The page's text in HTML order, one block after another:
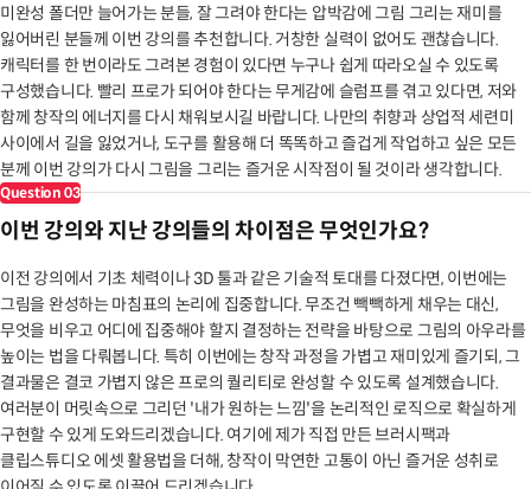
미완성 폴더만 늘어가는 분들, 잘 그려야 한다는 압박감에 그림 그리는 재미를
잃어버린 분들께 이번 강의를 추천합니다. 거창한 실력이 없어도 괜찮습니다.
캐릭터를 한 번이라도 그려본 경험이 있다면 누구나 쉽게 따라오실 수 있도록
구성했습니다. 빨리 프로가 되어야 한다는 무게감에 슬럼프를 겪고 있다면, 저와
함께 창작의 에너지를 다시 채워보시길 바랍니다. 나만의 취향과 상업적 세련미
사이에서 길을 잃었거나, 도구를 활용해 더 똑똑하고 즐겁게 작업하고 싶은 모든
분께 이번 강의가 다시 그림을 그리는 즐거운 시작점이 될 것이라 생각합니다.
Question 03
이번 강의와 지난 강의들의 차이점은 무엇인가요?
이전 강의에서 기초 체력이나 3D 툴과 같은 기술적 토대를 다졌다면, 이번에는
그림을 완성하는 마침표의 논리에 집중합니다. 무조건 빽빽하게 채우는 대신,
무엇을 비우고 어디에 집중해야 할지 결정하는 전략을 바탕으로 그림의 아우라를
높이는 법을 다뤄봅니다. 특히 이번에는 창작 과정을 가볍고 재미있게 즐기되, 그
결과물은 결코 가볍지 않은 프로의 퀄리티로 완성할 수 있도록 설계했습니다.
여러분이 머릿속으로 그리던 '내가 원하는 느낌'을 논리적인 로직으로 확실하게
구현할 수 있게 도와드리겠습니다. 여기에 제가 직접 만든 브러시팩과
클립스튜디오 에셋 활용법을 더해, 창작이 막연한 고통이 아닌 즐거운 성취로